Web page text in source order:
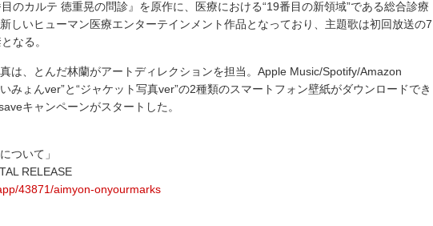
のカルテ 徳重晃の問診』を原作に、医療における“19番目の新領域”である総合診療
しいヒューマン医療エンターテインメント作品となっており、主題歌は初回放送の7
なる。
は、とんだ林蘭がアートディレクションを担当。Apple Music/Spotify/Amazon
みょんver”と“ジャケット写真ver”の2種類のスマートフォン壁紙がダウンロードでき
キャンペーンがスタートした。
ついて」
RELEASE
43871/aimyon-onyourmarks